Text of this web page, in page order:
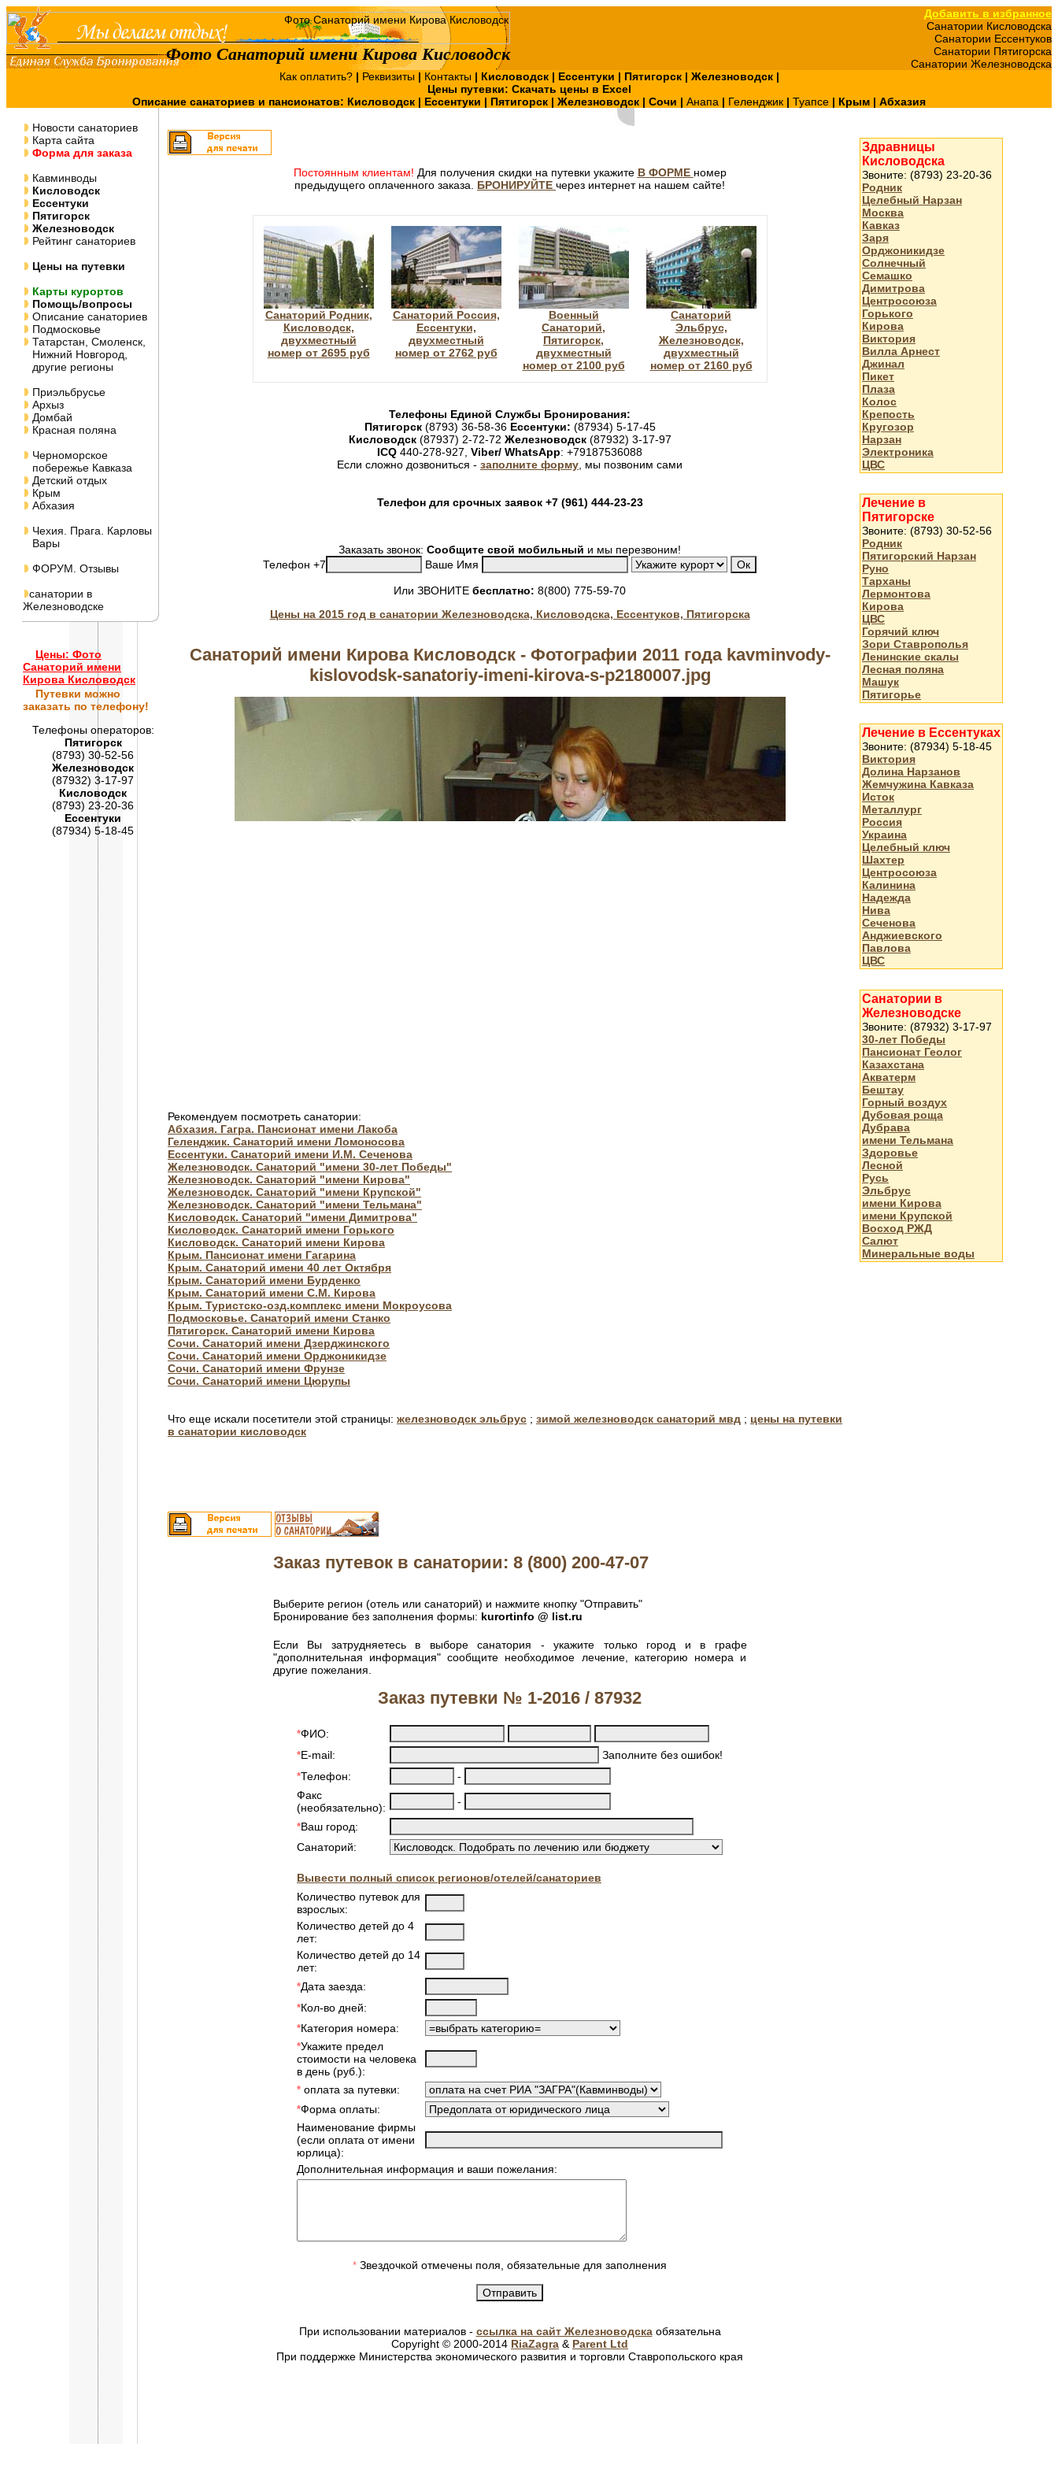
Фото Санаторий имени Кирова Кисловодск
Добавить в избранное
Санатории Кисловодска
Санатории Ессентуков
Санатории Пятигорска
Санатории Железноводска
Как оплатить? | Реквизиты | Контакты | Кисловодск| Ессентуки | Пятигорск| Железноводск|
Цены путевки: Скачать цены в Excel
Описание санаториев и пансионатов: Кисловодск | Ессентуки | Пятигорск | Железноводск | Сочи | Анапа | Геленджик | Туапсе | Крым | Абхазия
Новости санаториев
Карта сайта
Форма для заказа
Кавминводы
Кисловодск
Ессентуки
Пятигорск
Железноводск
Рейтинг санаториев
Цены на путевки
Карты курортов
Помощь/вопросы
Описание санаториев
Подмосковье
Татарстан, Смоленск,
Нижний Новгород,
другие регионы
Приэльбрусье
Архыз
Домбай
Красная поляна
Черноморское
побережье Кавказа
Детский отдых
Крым
Абхазия
Чехия. Прага. Карловы
Вары
ФОРУМ. Отзывы
санатории в
Железноводске
Цены: Фото
Санаторий имени
Кирова Кисловодск
Путевки можно
заказать по телефону!
Телефоны операторов:
Пятигорск
(8793) 30-52-56
Железноводск
(87932) 3-17-97
Кисловодск
(8793) 23-20-36
Ессентуки
(87934) 5-18-45
Постоянным клиентам! Для получения скидки на путевки укажите В ФОРМЕ номер
предыдущего оплаченного заказа. БРОНИРУЙТЕ через интернет на нашем сайте!
Санаторий Родник,
Кисловодск,
двухместный
номер от 2695 руб
Санаторий Россия,
Ессентуки,
двухместный
номер от 2762 руб
Военный
Санаторий,
Пятигорск,
двухместный
номер от 2100 руб
Санаторий
Эльбрус,
Железноводск,
двухместный
номер от 2160 руб
Телефоны Единой Службы Бронирования:
Пятигорск(8793) 36-58-36 Ессентуки: (87934) 5-17-45
Кисловодск(87937) 2-72-72 Железноводск(87932) 3-17-97
ICQ 440-278-927, Viber/ WhatsApp: +79187536088
Если сложно дозвониться - заполните форму , мы позвоним сами
Телефон для срочных заявок +7 (961) 444-23-23
Заказать звонок: Сообщите свой мобильный и мы перезвоним!
Телефон +7
Ваше Имя
Или ЗВОНИТЕ бесплатно: 8(800) 775-59-70
Цены на 2015 год в санатории Железноводска, Кисловодска, Ессентуков, Пятигорска
Санаторий имени Кирова Кисловодск - Фотографии 2011 года kavminvody-
kislovodsk-sanatoriy-imeni-kirova-s-p2180007.jpg
Рекомендуем посмотреть санатории:
Абхазия. Гагра. Пансионат имени Лакоба
Геленджик. Санаторий имени Ломоносова
Ессентуки. Санаторий имени И.М. Сеченова
Железноводск. Санаторий "имени 30-лет Победы"
Железноводск. Санаторий "имени Кирова"
Железноводск. Санаторий "имени Крупской"
Железноводск. Санаторий "имени Тельмана"
Кисловодск. Санаторий "имени Димитрова"
Кисловодск. Санаторий имени Горького
Кисловодск. Санаторий имени Кирова
Крым. Пансионат имени Гагарина
Крым. Санаторий имени 40 лет Октября
Крым. Санаторий имени Бурденко
Крым. Санаторий имени С.М. Кирова
Крым. Туристско-озд.комплекс имени Мокроусова
Подмосковье. Санаторий имени Станко
Пятигорск. Санаторий имени Кирова
Сочи. Санаторий имени Дзерджинского
Сочи. Санаторий имени Орджоникидзе
Сочи. Санаторий имени Фрунзе
Сочи. Санаторий имени Цюрупы
Что еще искали посетители этой страницы: железноводск эльбрус ; зимой железноводск санаторий мвд ; цены на путевки
в санатории кисловодск
Заказ путевок в санатории: 8 (800) 200-47-07
Выберите регион (отель или санаторий) и нажмите кнопку "Отправить"
Бронирование без заполнения формы: kurortinfo @ list.ru
Если Вы затрудняетесь в выборе санатория - укажите только город и в графе
"дополнительная информация" сообщите необходимое лечение, категорию номера и
другие пожелания.
Заказ путевки № 1-2016 / 87932
*ФИО:
*E-mail: Заполните без ошибок!
*Телефон:
-
Факс
(необязательно):
-
*Ваш город:
Санаторий:
Вывести полный список регионов/отелей/санаториев
Количество путевок для
взрослых:
Количество детей до 4
лет:
Количество детей до 14
лет:
*Дата заезда:
*Кол-во дней:
*Категория номера:
*Укажите предел
стоимости на человека
в день (руб.):
* оплата за путевки:
*Форма оплаты:
Наименование фирмы
(если оплата от имени
юрлица):
Дополнительная информация и ваши пожелания:
* Звездочкой отмечены поля, обязательные для заполнения
При использовании материалов - ссылка на сайт Железноводскаобязательна
Copyright © 2000-2014 RiaZagra & Parent Ltd
При поддержке Министерства экономического развития и торговли Ставропольского края
Здравницы
Кисловодска
Звоните: (8793) 23-20-36
Родник
Целебный Нарзан
Москва
Кавказ
Заря
Орджоникидзе
Солнечный
Семашко
Димитрова
Центросоюза
Горького
Кирова
Виктория
Вилла Арнест
Джинал
Пикет
Плаза
Колос
Крепость
Кругозор
Нарзан
Электроника
ЦВС
Лечение в
Пятигорске
Звоните: (8793) 30-52-56
Родник
Пятигорский Нарзан
Руно
Тарханы
Лермонтова
Кирова
ЦВС
Горячий ключ
Зори Ставрополья
Ленинские скалы
Лесная поляна
Машук
Пятигорье
Лечение в Ессентуках
Звоните: (87934) 5-18-45
Виктория
Долина Нарзанов
Жемчужина Кавказа
Исток
Металлург
Россия
Украина
Целебный ключ
Шахтер
Центросоюза
Калинина
Надежда
Нива
Сеченова
Анджиевского
Павлова
ЦВС
Санатории в
Железноводске
Звоните: (87932) 3-17-97
30-лет Победы
Пансионат Геолог
Казахстана
Акватерм
Бештау
Горный воздух
Дубовая роща
Дубрава
имени Тельмана
Здоровье
Лесной
Русь
Эльбрус
имени Кирова
имени Крупской
Восход РЖД
Салют
Минеральные воды